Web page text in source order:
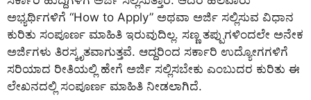
ಅಭ್ಯರ್ಥಿಗಳಿಗೆ “How to Apply” ಅಥವಾ ಅರ್ಜಿ ಸಲ್ಲಿಸುವ ವಿಧಾನ
ಕುರಿತು ಸಂಪೂರ್ಣ ಮಾಹಿತಿ ಇರುವುದಿಲ್ಲ. ಸಣ್ಣ ತಪ್ಪುಗಳಿಂದಲೇ ಅನೇಕ
ಅರ್ಜಿಗಳು ತಿರಸ್ಕೃತವಾಗುತ್ತವೆ. ಆದ್ದರಿಂದ ಸರ್ಕಾರಿ ಉದ್ಯೋಗಗಳಿಗೆ
ಸರಿಯಾದ ರೀತಿಯಲ್ಲಿ ಹೇಗೆ ಅರ್ಜಿ ಸಲ್ಲಿಸಬೇಕು ಎಂಬುದರ ಕುರಿತು ಈ
ಲೇಖನದಲ್ಲಿ ಸಂಪೂರ್ಣ ಮಾಹಿತಿ ನೀಡಲಾಗಿದೆ.